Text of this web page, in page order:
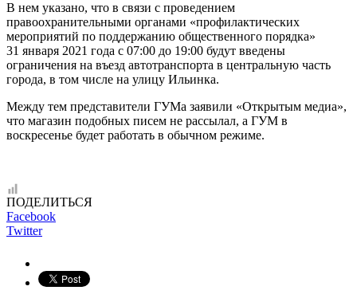
В нем указано, что в связи с проведением
правоохранительными органами «профилактических
мероприятий по поддержанию общественного порядка»
31 января 2021 года с 07:00 до 19:00 будут введены
ограничения на въезд автотранспорта в центральную часть
города, в том числе на улицу Ильинка.
Между тем представители ГУМа заявили «Открытым медиа»,
что магазин подобных писем не рассылал, а ГУМ в
воскресенье будет работать в обычном режиме.
ПОДЕЛИТЬСЯ
Facebook
Twitter